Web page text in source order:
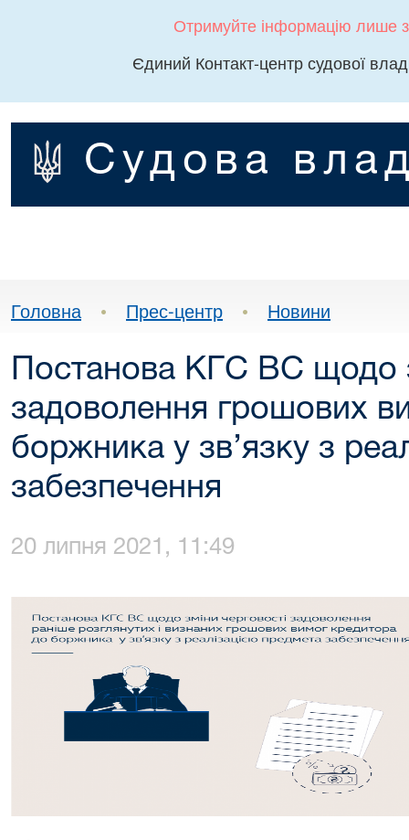
Отримуйте інформацію лише
Єдиний Контакт-центр судової
Судова
Головна • Прес-центр • Новини
Постанова КГС ВС щодо
задоволення грошових
боржника у зв’язку з
забезпечення
20 липня 2021, 11:49